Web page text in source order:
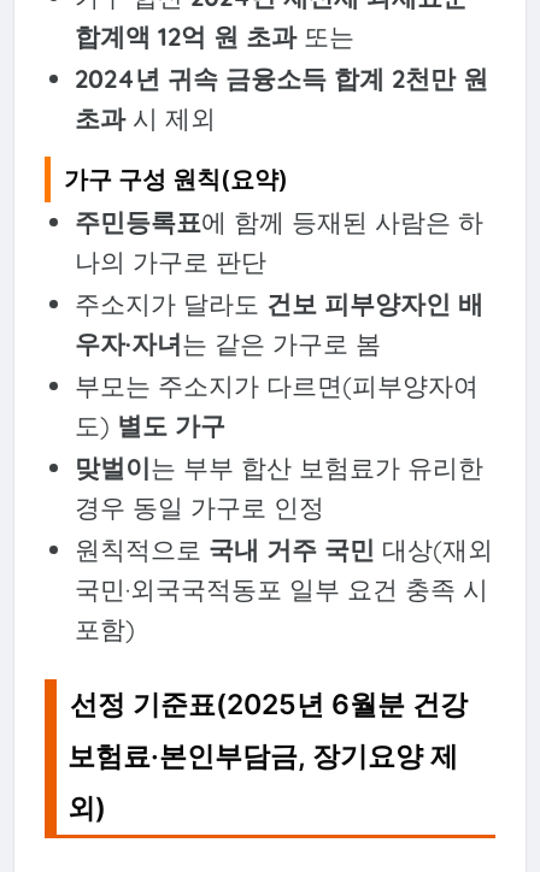
합계액 12억 원 초과또는
2024년 귀속 금융소득 합계 2천만 원
초과시 제외
가구 구성 원칙(요약)
주민등록표에 함께 등재된 사람은 하
나의 가구로 판단
주소지가 달라도 건보 피부양자인 배
우자·자녀는 같은 가구로 봄
부모는 주소지가 다르면(피부양자여
도) 별도 가구
맞벌이는 부부 합산 보험료가 유리한
경우 동일 가구로 인정
원칙적으로 국내 거주 국민 대상(재외
국민·외국국적동포 일부 요건 충족 시
포함)
선정 기준표(2025년 6월분 건강
보험료·본인부담금, 장기요양 제
외)